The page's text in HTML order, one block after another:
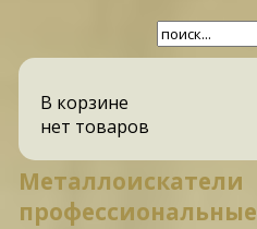
В корзине
нет товаров
Металлоискатели
профессиональные